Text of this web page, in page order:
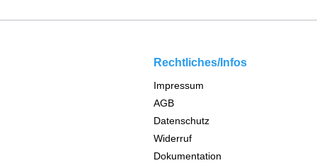
Rechtliches/Infos
Impressum
AGB
Datenschutz
Widerruf
Dokumentation